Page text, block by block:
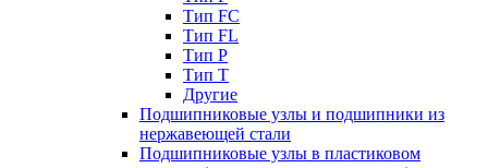
Тип FC
Тип FL
Тип P
Тип T
Другие
Подшипниковые узлы и подшипники из
нержавеющей стали
Подшипниковые узлы в пластиковом